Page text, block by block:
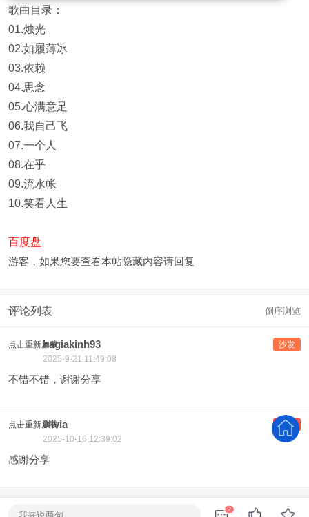
歌曲目录：
01.烛光
02.如履薄冰
03.依赖
04.思念
05.心满意足
06.我自己飞
07.一个人
08.在乎
09.流水帐
10.笑看人生
百度盘
游客，如果您要查看本帖隐藏内容请回复
评论列表 倒序浏览
点击重新加载 沙发
hagiakinh93
2025-9-21 11:49:08
不错不错，谢谢分享
点击重新加载 板凳
0livia
2025-10-16 12:39:02
感谢分享
2